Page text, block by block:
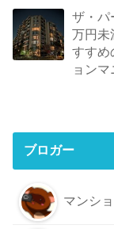
ザ・
万円未
すすめ
ョンマ
ブロガー
マンシ